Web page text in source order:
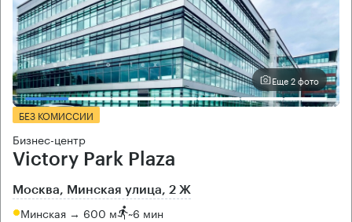
Еще 2 фото
БЕЗ КОМИССИИ
Бизнес-центр
Victory Park Plaza
Москва, Минская улица, 2 Ж
Минская → 600 м ~6 мин